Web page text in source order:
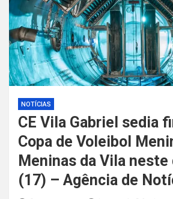
NOTÍCIAS
CE Vila Gabriel sedia
Copa de Voleibol
Meninas da Vila
(17) – Agência de